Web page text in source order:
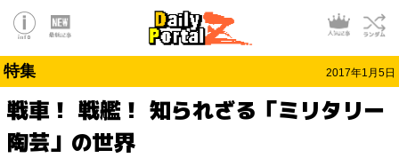
特集 2017年1月5日
戦車！ 戦艦！ 知られざる「ミリタリー
陶芸」の世界